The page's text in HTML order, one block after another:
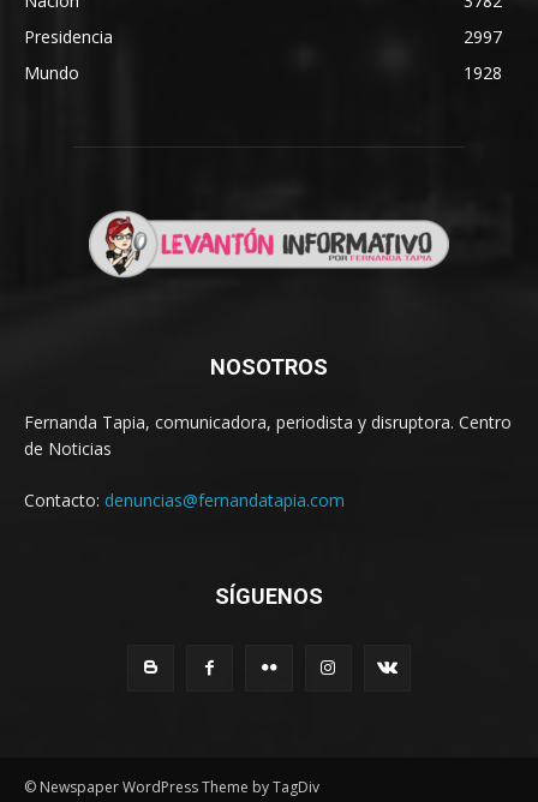
Presidencia
2997
Mundo
1928
NOSOTROS
Fernanda Tapia, comunicadora, periodista y disruptora. Centro
de Noticias
Contacto: denuncias@fernandatapia.com
SÍGUENOS
© Newspaper WordPress Theme by TagDiv